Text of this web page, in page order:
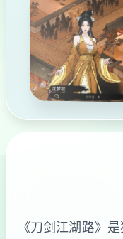
《刀剑江湖路》